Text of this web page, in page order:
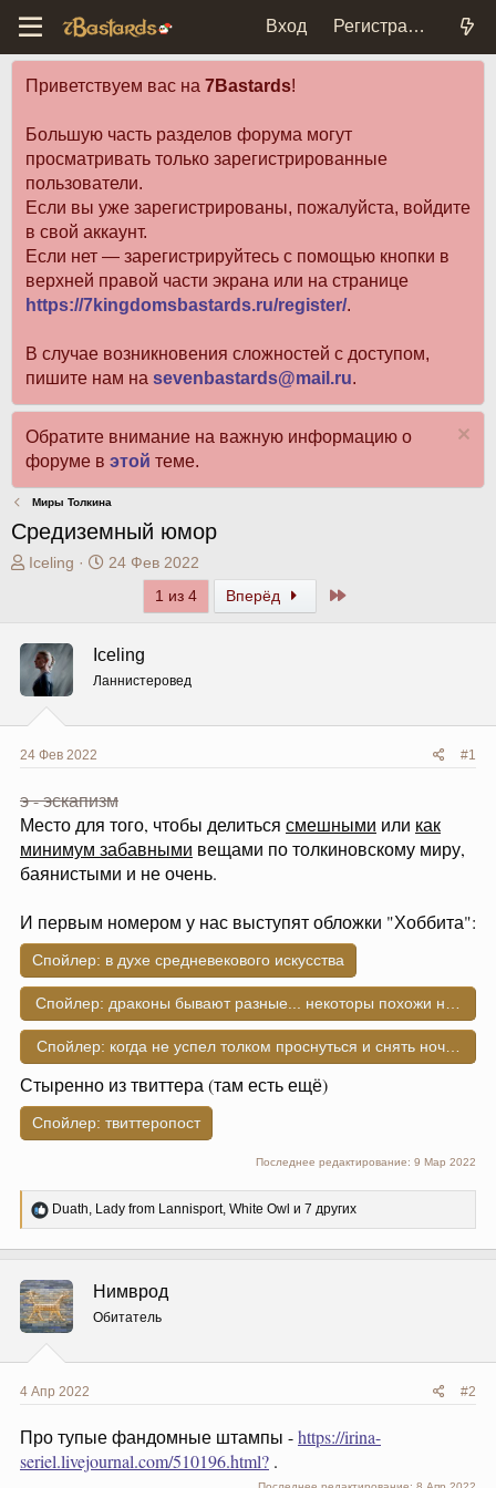
Вход Регистрация
Приветствуем вас на 7Bastards!
Большую часть разделов форума могут
просматривать только зарегистрированные
пользователи.
Если вы уже зарегистрированы, пожалуйста, войдите
в свой аккаунт.
Если нет — зарегистрируйтесь с помощью кнопки в
верхней правой части экрана или на странице
https://7kingdomsbastards.ru/register/.
В случае возникновения сложностей с доступом,
пишите нам на sevenbastards@mail.ru.
Обратите внимание на важную информацию о
форуме в этой теме.
Миры Толкина
Средиземный юмор
А
р
е
ы
Iceling
Д
а
ч
л
24 Фев 2022
1 из 4
Вперёд Последний
Iceling
Ланнистеровед
24 Фев 2022 #1
э - эскапизм
Место для того, чтобы делиться смешными или как
минимум забавными вещами по толкиновскому миру,
баянистыми и не очень.
И первым номером у нас выступят обложки "Хоббита":
Спойлер: в духе средневекового искусства
Спойлер: драконы бывают разные... некоторы похожи на
Спойлер: когда не успел толком проснуться и снять ночной
Стыренно из твиттера (там есть ещё)
Спойлер: твиттеропост
Последнее редактирование: 9 Мар 2022
Р
е
ц
и
и
:
Duath, Lady from Lannisport, White Owl и 7 других
Нимврод
Обитатель
4 Апр 2022 #2
Про тупые фандомные штампы -https://irina-
seriel.livejournal.com/510196.html? .